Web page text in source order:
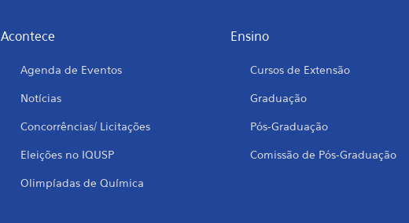
Acontece
Agenda de Eventos
Notícias
Concorrências/ Licitações
Eleições no IQUSP
Olimpíadas de Química
Ensino
Cursos de Extensão
Graduação
Pós-Graduação
Comissão de Pós-Graduação